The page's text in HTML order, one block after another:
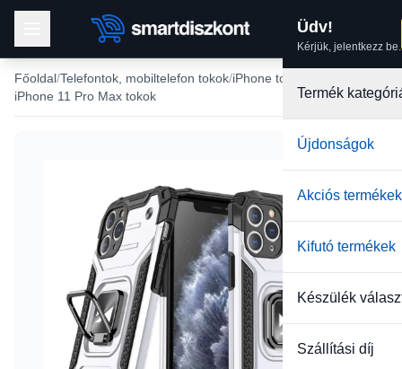
Üdv!
Kérjük, jelentkezz be.
Termék
Újdonságok
Akciós termékek
Kifutó termékek
Készülék
Szállítási díj
Főoldal Telefontok, mobiltelefon tokok iPhone tokok
iPhone 11 Pro Max tokok